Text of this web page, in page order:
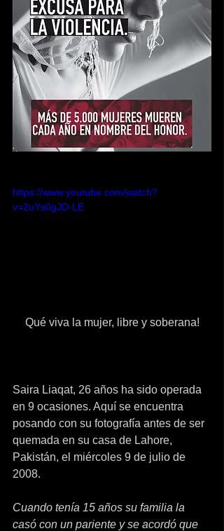
https://www.youtube.com/watch?
v=2uYs0gJD-LE
Qué viva la mujer, libre y soberana!
Saira Liaqat, 26 años ha sido operada
en 9 ocasiones. Aquí se encuentra
posando con su fotografía antes de ser
quemada en su casa de Lahore,
Pakistán, el miércoles 9 de julio de
2008.
Cuando tenía 15 años su familia la
casó con un pariente y se acordó que